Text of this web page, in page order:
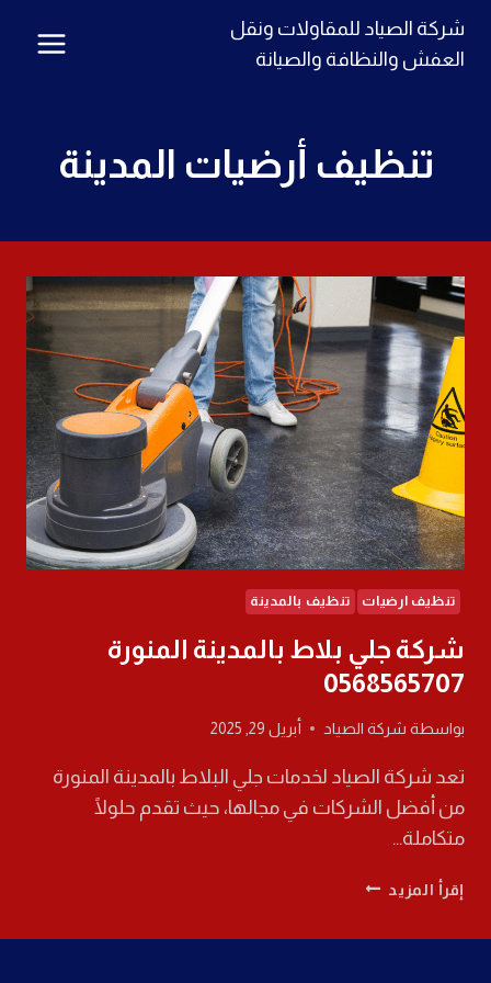
التجاوز
شركة الصياد للمقاولات ونقل
العفش والنظافة والصيانة
تنظيف أرضيات المدينة
تنظيف ارضيات تنظيف بالمدينة
شركة جلي بلاط بالمدينة المنورة
0568565707
بواسطة شركة الصياد أبريل 29, 2025
تعد شركة الصياد لخدمات جلي البلاط بالمدينة المنورة
من أفضل الشركات في مجالها، حيث تقدم حلولًا
متكاملة…
إقرأ المزيد شركة